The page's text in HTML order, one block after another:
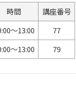
時間
講座番号
～13:00
77
～13:00 79